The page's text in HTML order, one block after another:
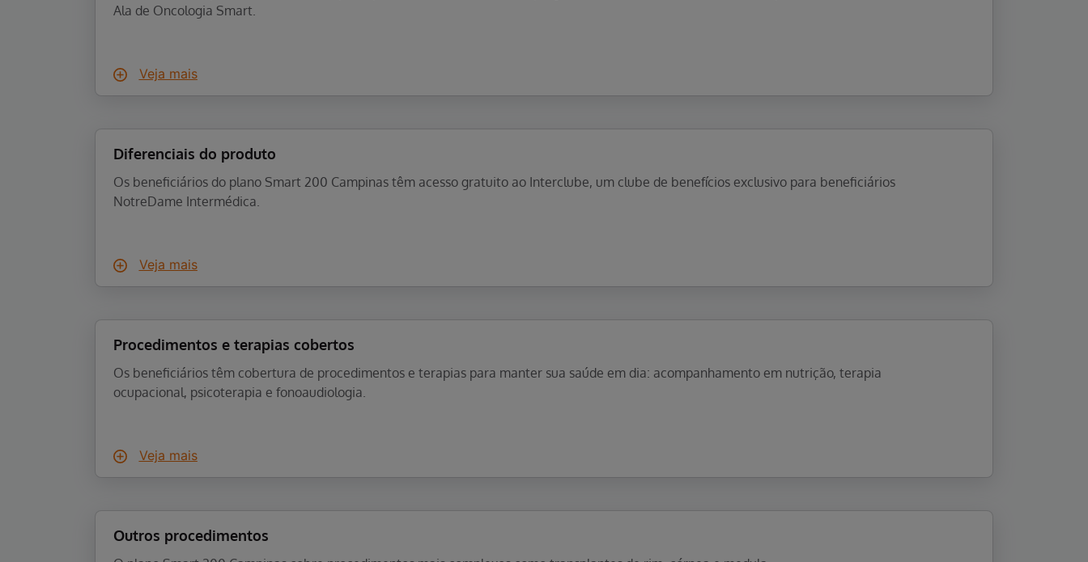
Ala de Oncologia Smart.
Veja mais
Diferenciais do produto
Os beneficiários do plano Smart 200 Campinas têm acesso gratuito ao Interclube, um clube de benefícios exclusivo para beneficiários
NotreDame Intermédica.
Veja mais
Procedimentos e terapias cobertos
Os beneficiários têm cobertura de procedimentos e terapias para manter sua saúde em dia: acompanhamento em nutrição, terapia
ocupacional, psicoterapia e fonoaudiologia.
Veja mais
Outros procedimentos